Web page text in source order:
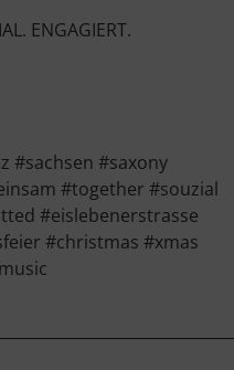
ENGAGIERT.
#sachsen #saxony
#together #souzial
#eislebenerstrasse
#christmas #xmas